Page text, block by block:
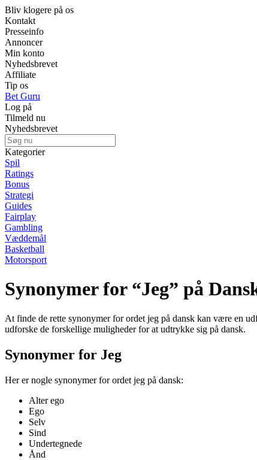
Bliv klogere på os
Kontakt
Presseinfo
Annoncer
Min konto
Nyhedsbrevet
Affiliate
Tip os
Bet Guru
Log på
Tilmeld nu
Nyhedsbrevet
Kategorier
Spil
Ratings
Bonus
Strategi
Guides
Fairplay
Gambling
Væddemål
Basketball
Motorsport
Synonymer for “Jeg” på
At finde de rette synonymer for ordet jeg på dansk kan være en
udforske de forskellige muligheder for at udtrykke sig på dansk.
Synonymer for Jeg
Her er nogle synonymer for ordet jeg på dansk:
Alter ego
Ego
Selv
Sind
Undertegnede
Ånd